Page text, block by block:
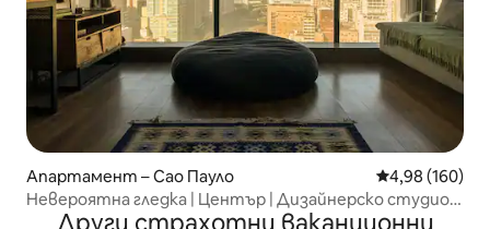
Апартамент – Сао Пауло Средна
4,98 (160)
Невероятна гледка | Център | Дизайнерско студио |
31-ви етаж